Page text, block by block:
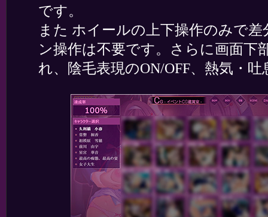
です。
また ホイールの上下操作のみで
ン操作は不要です。さらに画面下
れ、陰毛表現のON/OFF、熱気・